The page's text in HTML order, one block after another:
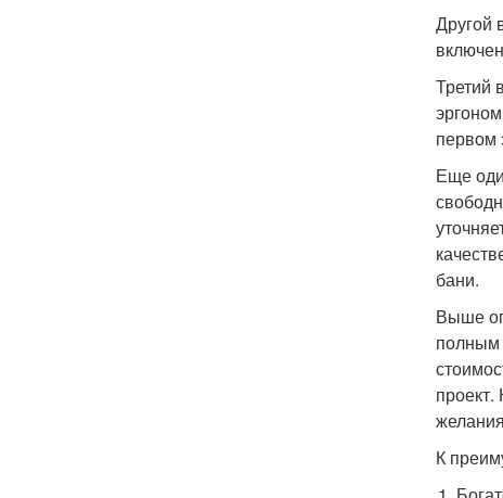
Другой
Третий
первом
Еще
бани.
Выше
полным
К